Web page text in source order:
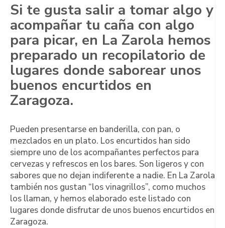
Si te gusta salir a tomar algo y
acompañar tu caña con algo
para picar, en La Zarola hemos
preparado un recopilatorio de
lugares donde saborear unos
buenos encurtidos en
Zaragoza.
Pueden presentarse en banderilla, con pan, o
mezclados en un plato. Los encurtidos han sido
siempre uno de los acompañantes perfectos para
cervezas y refrescos en los bares. Son ligeros y con
sabores que no dejan indiferente a nadie. En La Zarola
también nos gustan “los vinagrillos”, como muchos
los llaman, y hemos elaborado este listado con
lugares donde disfrutar de unos buenos encurtidos en
Zaragoza.